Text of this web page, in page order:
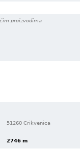
proizvodima
51260 Crikvenica
2746 m